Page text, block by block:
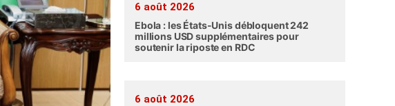
6 août 2026
Ebola : les États-Unis débloquent 242
millions USD supplémentaires pour
soutenir la riposte en RDC
6 août 2026